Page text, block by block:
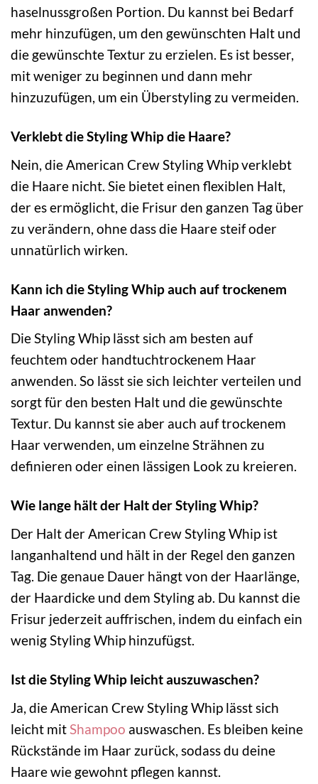
haselnussgroßen Portion. Du kannst bei Bedarf
mehr hinzufügen, um den gewünschten Halt und
die gewünschte Textur zu erzielen. Es ist besser,
mit weniger zu beginnen und dann mehr
hinzuzufügen, um ein Überstyling zu vermeiden.
Verklebt die Styling Whip die Haare?
Nein, die American Crew Styling Whip verklebt
die Haare nicht. Sie bietet einen flexiblen Halt,
der es ermöglicht, die Frisur den ganzen Tag über
zu verändern, ohne dass die Haare steif oder
unnatürlich wirken.
Kann ich die Styling Whip auch auf trockenem
Haar anwenden?
Die Styling Whip lässt sich am besten auf
feuchtem oder handtuchtrockenem Haar
anwenden. So lässt sie sich leichter verteilen und
sorgt für den besten Halt und die gewünschte
Textur. Du kannst sie aber auch auf trockenem
Haar verwenden, um einzelne Strähnen zu
definieren oder einen lässigen Look zu kreieren.
Wie lange hält der Halt der Styling Whip?
Der Halt der American Crew Styling Whip ist
langanhaltend und hält in der Regel den ganzen
Tag. Die genaue Dauer hängt von der Haarlänge,
der Haardicke und dem Styling ab. Du kannst die
Frisur jederzeit auffrischen, indem du einfach ein
wenig Styling Whip hinzufügst.
Ist die Styling Whip leicht auszuwaschen?
Ja, die American Crew Styling Whip lässt sich
leicht mit Shampoo auswaschen. Es bleiben keine
Rückstände im Haar zurück, sodass du deine
Haare wie gewohnt pflegen kannst.